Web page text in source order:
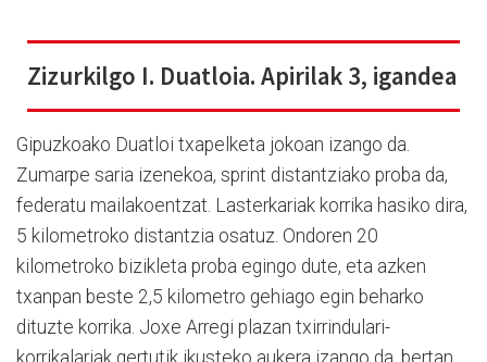
Zizurkilgo I. Duatloia. Apirilak 3, igandea
Gipuzkoako Duatloi txapelketa jokoan izango da.
Zumarpe saria izenekoa, sprint distantziako proba da,
federatu mailakoentzat. Lasterkariak korrika hasiko dira,
5 kilometroko distantzia osatuz. Ondoren 20
kilometroko bizikleta proba egingo dute, eta azken
txanpan beste 2,5 kilometro gehiago egin beharko
dituzte korrika. Joxe Arregi plazan txirrindulari-